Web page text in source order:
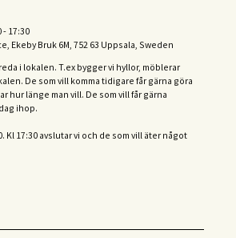
- 17:30
Ekeby Bruk 6M, 752 63 Uppsala, Sweden
i lokalen. T.ex bygger vi hyllor, möblerar
De som vill komma tidigare får gärna göra
hur länge man vill. De som vill får gärna
ihop.
Kl 17:30 avslutar vi och de som vill äter något